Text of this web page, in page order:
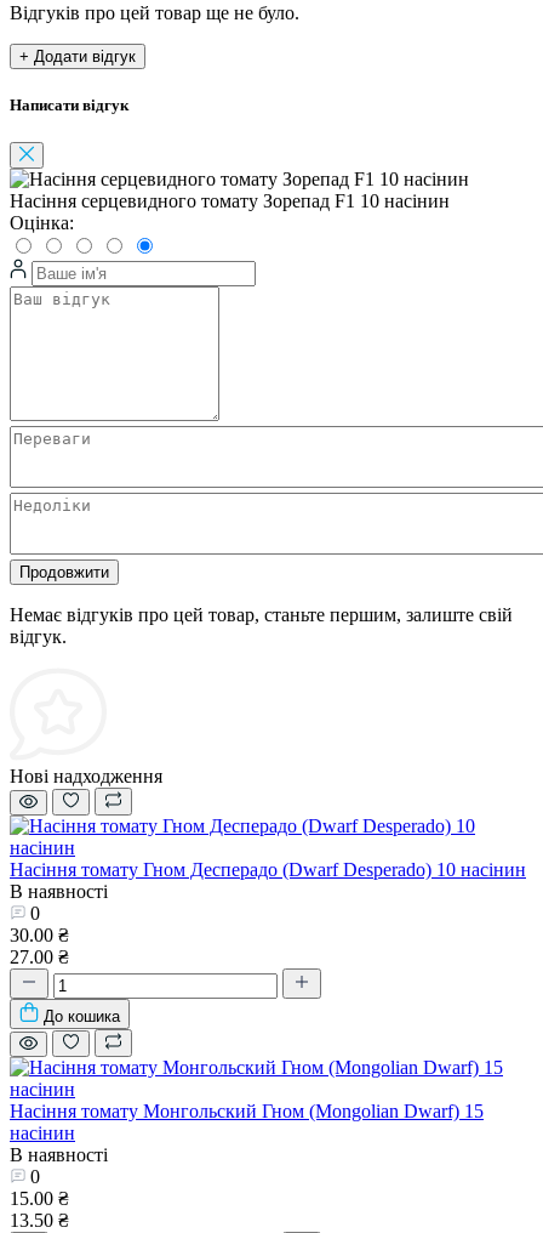
Відгуків про цей товар ще не було.
+ Додати відгук
Написати відгук
Насіння серцевидного томату Зорепад F1 10 насінин
Оцінка:
Продовжити
Немає відгуків про цей товар, станьте першим, залиште свій
відгук.
Нові надходження
Насіння томату Гном Десперадо (Dwarf Desperado) 10 насінин
В наявності
0
30.00 ₴
27.00 ₴
До кошика
Насіння томату Монгольский Гном (Mongolian Dwarf) 15
насінин
В наявності
0
15.00 ₴
13.50 ₴